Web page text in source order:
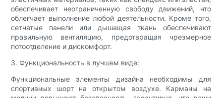
обеспечивает неограниченную свободу движений, что
облегчает выполнение любой деятельности. Кроме того,
сетчатые панели или дышащая ткань обеспечивают
правильную вентиляцию, предотвращая чрезмерное
потоотделение и дискомфорт.
3. Функциональность в лучшем виде:
Функциональные элементы дизайна необходимы для
спортивных шорт на открытом воздухе. Карманы на